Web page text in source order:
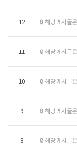
12 🔒 해당 게시글
11 🔒 해당 게시글
10 🔒 해당 게시글
9 🔒 해당 게시글
8 🔒 해당 게시글